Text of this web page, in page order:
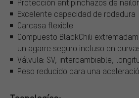
Protección antipinchazos de
Excelente capacidad de rodadura
Carcasa flexible
Compuesto BlackChili
un agarre seguro incluso en
Válvula: SV, intercambiable,
Peso reducido para una